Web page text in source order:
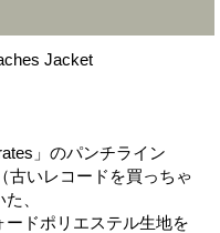
Jacket
」のパンチライン
古いレコードを買っちゃ
、
ードポリエステル生地を